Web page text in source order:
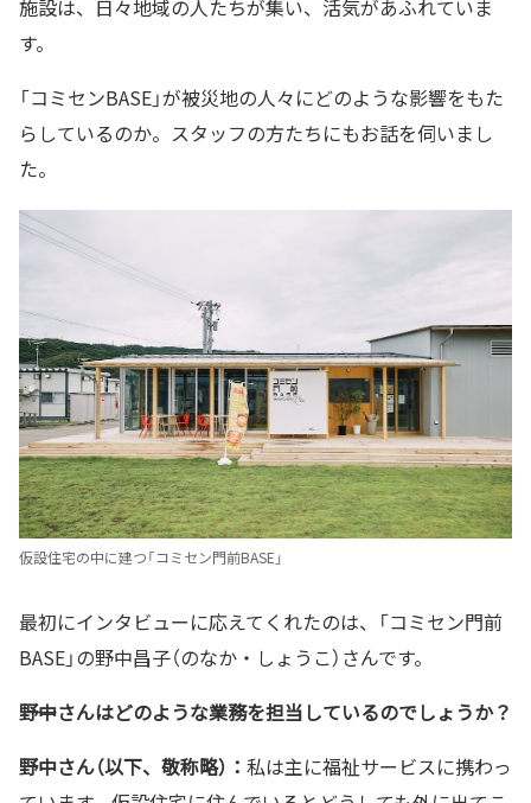
施設は、日々地域の人たちが集い、活気があふれていま
す。
「コミセンBASE」が被災地の人々にどのような影響をもた
らしているのか。スタッフの方たちにもお話を伺いまし
た。
仮設住宅の中に建つ「コミセン門前BASE」
最初にインタビューに応えてくれたのは、「コミセン門前
BASE」の野中昌子（のなか・しょうこ）さんです。
――野中さんはどのような業務を担当しているのでしょうか？
野中さん（以下、敬称略）： 私は主に福祉サービスに携わっ